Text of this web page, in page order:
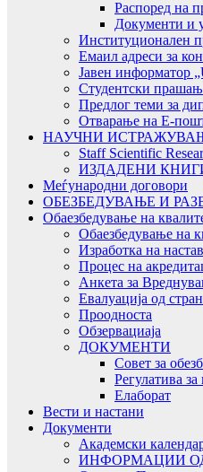
Распоред на
Документи и
Институционален
Емаил адреси за
Јавен информатор
Студентски
Предлог теми за
Отварање на Е-
НАУЧНИ
Staff Scientific
ИЗДАДЕНИ
Меѓународни договори
ОБЕЗБЕДУВАЊЕ И
Обаезбедување на
Обаезбедување на
Изработка на
Процес на
Анкета за
Евалуација од
Проодноста
Обзервациаја
ДОКУМЕНТИ
Совет за
Регулатива
Елаборат
Вести и настани
Документи
Академски
ИНФОРМАЦИИ